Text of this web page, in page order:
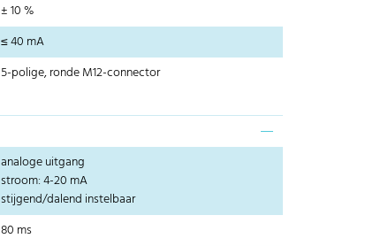
± 10 %
≤ 40 mA
5-polige, ronde M12-connector
analoge uitgang
stroom: 4-20 mA
stijgend/dalend instelbaar
80 ms